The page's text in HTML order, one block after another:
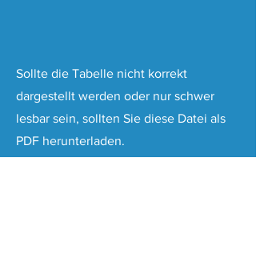
Sollte die Tabelle nicht korrekt
dargestellt werden oder nur schwer
lesbar sein, sollten Sie diese Datei als
PDF herunterladen.